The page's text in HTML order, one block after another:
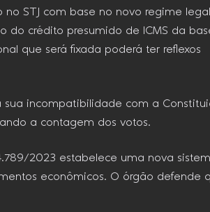
STJ com base no novo regime
do crédito presumido de ICMS da
que será fixada poderá ter reflexos
sua incompatibilidade com a
a contagem dos votos.
2023 estabelece uma nova
econômicos. O órgão defende